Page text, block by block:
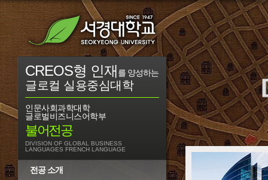
CREOS형 인재 를 양성하는
글로컬 실용중심대학
인문사회과학대학
글로벌비즈니스어학부
불어전공
DIVISION OF GLOBAL BUSINESS
LANGUAGES FRENCH LANGUAGE
전공 소개